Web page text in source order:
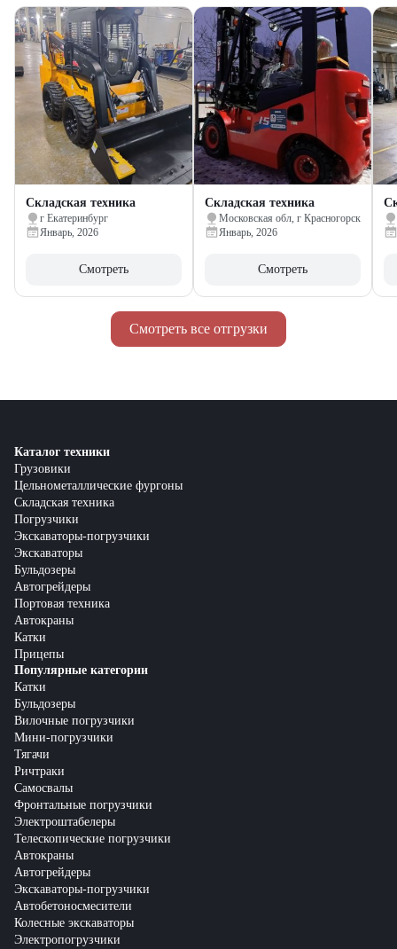
Смотреть все отгрузки
Складская техника
г Екатеринбург
Январь, 2026
Смотреть
Складская техника
Московская обл, г Красногорск
Январь, 2026
Смотреть
Каталог техники
Грузовики
Цельнометаллические фургоны
Складская техника
Погрузчики
Экскаваторы-погрузчики
Экскаваторы
Бульдозеры
Автогрейдеры
Портовая техника
Автокраны
Катки
Прицепы
Популярные категории
Катки
Бульдозеры
Вилочные погрузчики
Мини-погрузчики
Тягачи
Ричтраки
Самосвалы
Фронтальные погрузчики
Электроштабелеры
Телескопические погрузчики
Автокраны
Автогрейдеры
Экскаваторы-погрузчики
Автобетоносмесители
Колесные экскаваторы
Электропогрузчики